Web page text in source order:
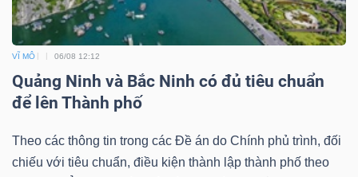
VĨ MÔ 06/08 12:12
Quảng Ninh và Bắc Ninh có đủ tiêu chuẩn
để lên Thành phố
Theo các thông tin trong các Đề án do Chính phủ trình, đối
chiếu với tiêu chuẩn, điều kiện thành lập thành phố theo